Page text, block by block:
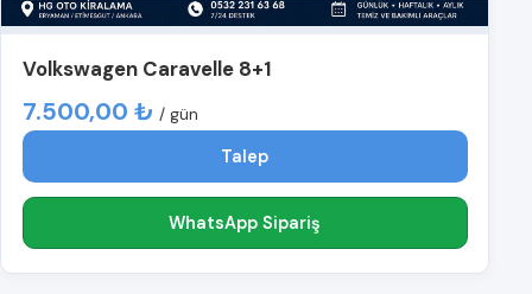
Volkswagen Caravelle 8+1
7.500,00 ₺ / gün
Talep
WhatsApp Sipariş